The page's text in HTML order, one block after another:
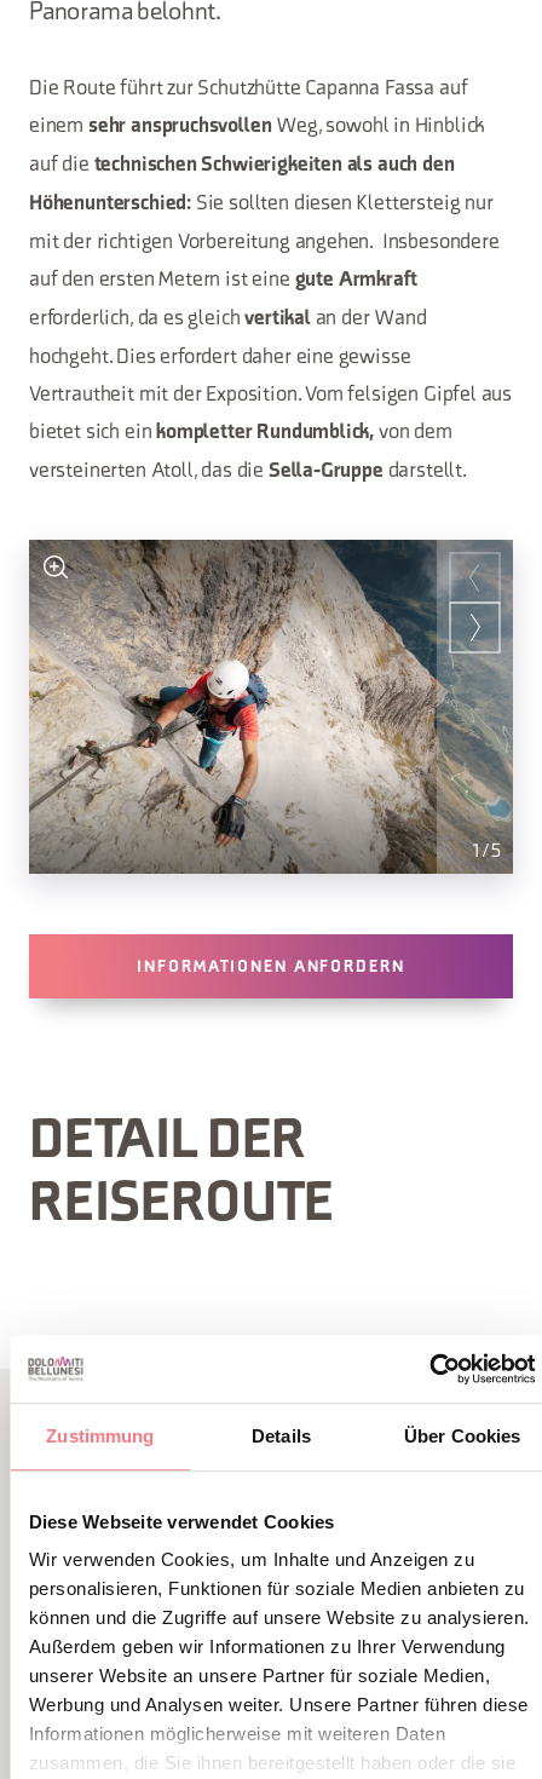
Zustimmung Details Über Cookies
Diese Webseite verwendet Cookies
Wir verwenden Cookies, um Inhalte und Anzeigen zu
personalisieren, Funktionen für soziale Medien anbieten zu
können und die Zugriffe auf unsere Website zu analysieren.
Außerdem geben wir Informationen zu Ihrer Verwendung
unserer Website an unsere Partner für soziale Medien,
Werbung und Analysen weiter. Unsere Partner führen diese
Informationen möglicherweise mit weiteren Daten
zusammen, die Sie ihnen bereitgestellt haben oder die sie
Panorama belohnt.
Die Route führt zur Schutzhütte Capanna Fassa auf
einem sehr anspruchsvollen Weg, sowohl in Hinblick
auf die technischen Schwierigkeiten als auch den
Höhenunterschied: Sie sollten diesen Klettersteig nur
mit der richtigen Vorbereitung angehen. Insbesondere
auf den ersten Metern ist einegute Armkraft
erforderlich, da es gleichvertikal an der Wand
hochgeht. Dies erfordert daher eine gewisse
Vertrautheit mit der Exposition. Vom felsigen Gipfel aus
bietet sich ein kompletter Rundumblick, von dem
versteinerten Atoll, das die Sella-Gruppe darstellt.
1/5
INFORMATIONEN ANFORDERN
DETAIL DER
REISEROUTE
VERWANDTER INHALT
MÖGEN